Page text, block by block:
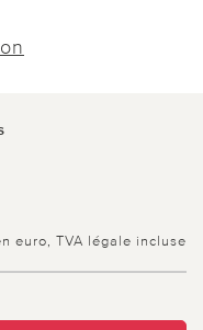
euro, TVA légale incluse